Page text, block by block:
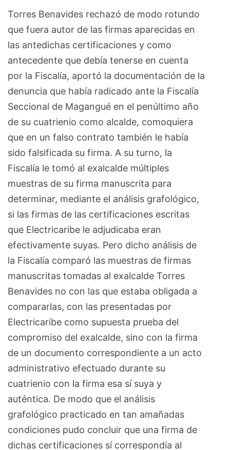
Torres Benavides rechazó de modo rotundo
que fuera autor de las firmas aparecidas en
las antedichas certificaciones y como
antecedente que debía tenerse en cuenta
por la Fiscalía, aportó la documentación de la
denuncia que había radicado ante la Fiscalía
Seccional de Magangué en el penúltimo año
de su cuatrienio como alcalde, comoquiera
que en un falso contrato también le había
sido falsificada su firma. A su turno, la
Fiscalía le tomó al exalcalde múltiples
muestras de su firma manuscrita para
determinar, mediante el análisis grafológico,
si las firmas de las certificaciones escritas
que Electricaribe le adjudicaba eran
efectivamente suyas. Pero dicho análisis de
la Fiscalía comparó las muestras de firmas
manuscritas tomadas al exalcalde Torres
Benavides no con las que estaba obligada a
compararlas, con las presentadas por
Electricaribe como supuesta prueba del
compromiso del exalcalde, sino con la firma
de un documento correspondiente a un acto
administrativo efectuado durante su
cuatrienio con la firma esa sí suya y
auténtica. De modo que el análisis
grafológico practicado en tan amañadas
condiciones pudo concluir que una firma de
dichas certificaciones sí correspondía al